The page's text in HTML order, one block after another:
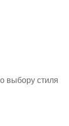
выбору стиля